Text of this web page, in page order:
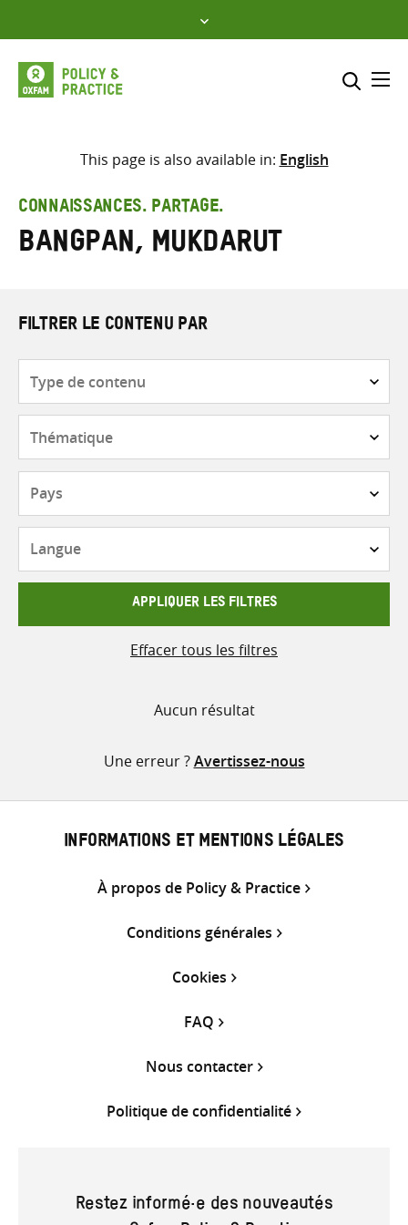
to
content
Sélectionner l’emplacement
Saisir
les
termes
This page is also available in: English
CONNAISSANCES. PARTAGE.
Bangpan, Mukdarut
FILTRER LE CONTENU PAR
contenu
APPLIQUER LES FILTRES
Effacer tous les filtres
Aucun résultat
Une erreur ?Avertissez-nous
INFORMATIONS ET MENTIONS LÉGALES
À propos de Policy & Practice
Conditions générales
Cookies
FAQ
Nous contacter
Politique de confidentialité
Restez informé·e des nouveautés